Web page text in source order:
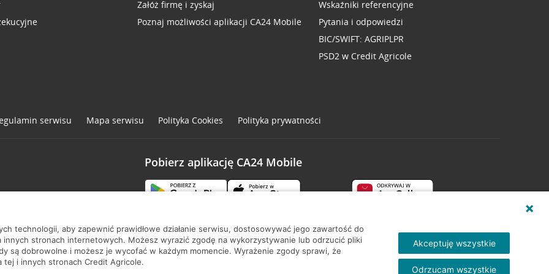
Załóż firmę i zyskaj
Poznaj możliwości aplikacji CA24 Mobile
Wskaźniki referencyjne
Pytania i odpowiedzi
BIC/SWIFT: AGRIPLPR
PSD2 w Credit Agricole
serwisu Mapa serwisu Polityka Cookies Polityka prywatności
Pobierz aplikację CA24 Mobile
technologii, aby zapewnić prawidłowe działanie serwisu, dostosowywać jego zawartość do
stronach internetowych. Możesz wyrazić zgodę na wykorzystywanie lub odrzucić pliki
są dobrowolne i możesz je wycofać w każdym momencie. Wyrażenie zgody sprawi, że
i innych stronach Credit Agricole.
Akceptuję wszystkie
Odrzucam wszystkie